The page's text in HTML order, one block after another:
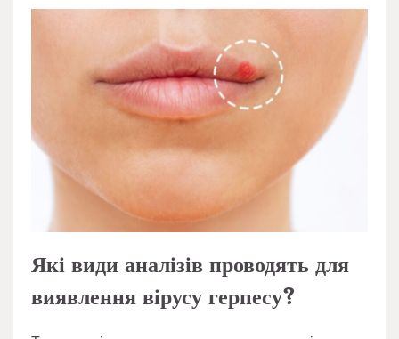
Які види аналізів проводять для
виявлення вірусу герпесу?